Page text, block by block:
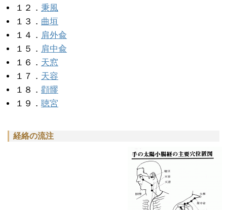
１２． 秉風
１３． 曲垣
１４． 肩外兪
１５． 肩中兪
１６． 天窓
１７． 天容
１８． 顴髎
１９． 聴宮
経絡の流注